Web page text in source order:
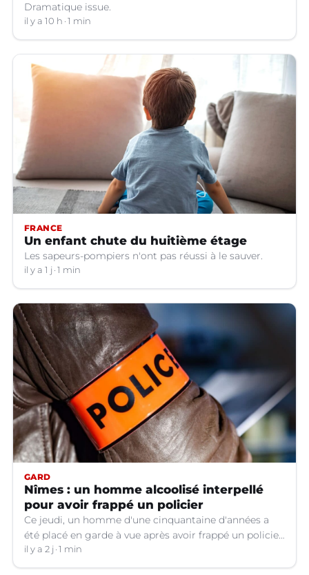
Dramatique issue.
il y a 10 h 1 min
FRANCE
Un enfant chute du huitième étage
Les sapeurs-pompiers n'ont pas réussi à le sauver.
il y a 1 j 1 min
GARD
Nîmes : un homme alcoolisé interpellé
pour avoir frappé un policier
Ce jeudi, un homme d'une cinquantaine d'années a
été placé en garde à vue après avoir frappé un policier
hors service à Nîmes (Gard).
il y a 2 j 1 min